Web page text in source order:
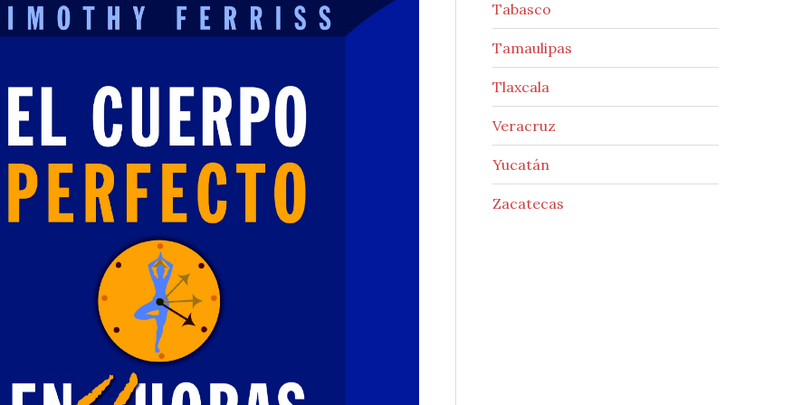
Tabasco
Tamaulipas
Tlaxcala
Veracruz
Yucatán
Zacatecas